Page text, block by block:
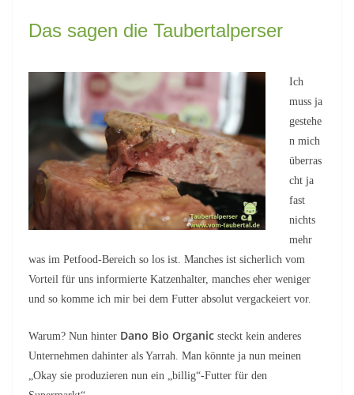
Das sagen die Taubertalperser
Ich
muss ja
gestehe
n mich
überras
cht ja
fast
nichts
mehr
was im Petfood-Bereich so los ist. Manches ist sicherlich vom
Vorteil für uns informierte Katzenhalter, manches eher weniger
und so komme ich mir bei dem Futter absolut vergackeiert vor.
Warum? Nun hinter Dano Bio Organic steckt kein anderes
Unternehmen dahinter als Yarrah. Man könnte ja nun meinen
„Okay sie produzieren nun ein „billig“-Futter für den